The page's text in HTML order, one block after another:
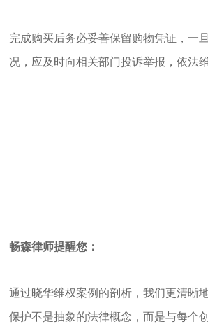
完成购买后务必妥善保留购物凭证，一
况，应及时向相关部门投诉举报，依法
畅森律师提醒您：
通过晓华维权案例的剖析，我们更清晰
保护不是抽象的法律概念，而是与每个